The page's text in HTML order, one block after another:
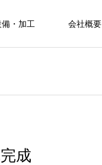
備・加工 会社概要
成